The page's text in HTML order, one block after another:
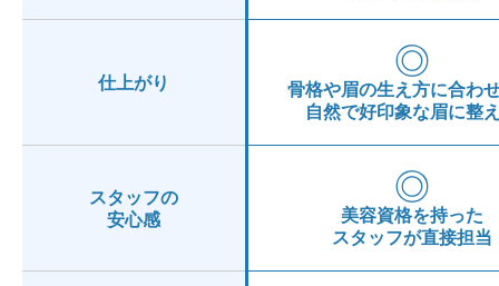
仕上がり ◎
骨格や眉の生え方に合わ
自然で好印象な眉に整
スタッフの
安心感
◎
美容資格を持った
スタッフが直接担当